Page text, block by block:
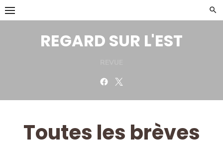
Skip
to
REGARD SUR L'EST
Facebook
Toutes les brèves